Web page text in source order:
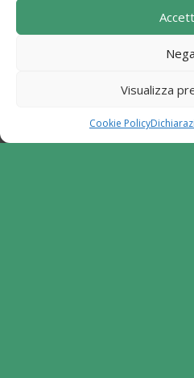
Nega
Visualizza
Cookie Policy
Locale I Sentieri del
Programma di Sviluppo
2014-2020. Misura 19 -
6.2.1. Aiuto